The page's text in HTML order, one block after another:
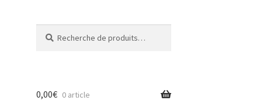
pour :
0,00€ 0 article